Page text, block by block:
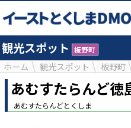
観光スポット 板野町
ホーム 観光スポット 板野町
あむすたらんど徳
あむすたらんどとくしま